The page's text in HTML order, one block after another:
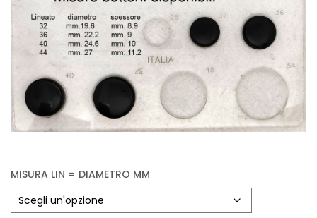
Quadri Mezzo Punto (92)
Canovacci Completi di Filati e Ago (24)
Sciarpe (8)
Set di Bottoni Vintage (77)
Swarovski (2)
Vintage (165)
MISURA LIN = DIAMETRO MM